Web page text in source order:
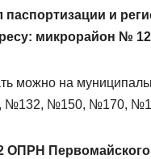
паспортизации и
микрорайон №
можно на
№132, №150, №170,
ОПРН Первомайского